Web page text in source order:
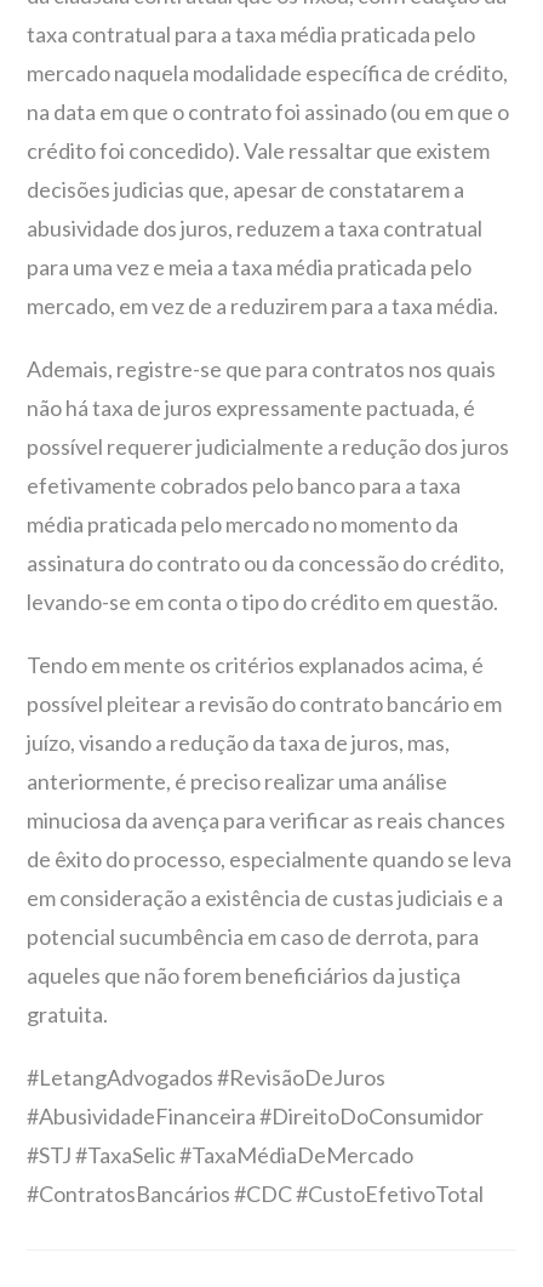
taxa contratual para a taxa média praticada pelo
mercado naquela modalidade específica de crédito,
na data em que o contrato foi assinado (ou em que o
crédito foi concedido). Vale ressaltar que existem
decisões judicias que, apesar de constatarem a
abusividade dos juros, reduzem a taxa contratual
para uma vez e meia a taxa média praticada pelo
mercado, em vez de a reduzirem para a taxa média.
Ademais, registre-se que para contratos nos quais
não há taxa de juros expressamente pactuada, é
possível requerer judicialmente a redução dos juros
efetivamente cobrados pelo banco para a taxa
média praticada pelo mercado no momento da
assinatura do contrato ou da concessão do crédito,
levando-se em conta o tipo do crédito em questão.
Tendo em mente os critérios explanados acima, é
possível pleitear a revisão do contrato bancário em
juízo, visando a redução da taxa de juros, mas,
anteriormente, é preciso realizar uma análise
minuciosa da avença para verificar as reais chances
de êxito do processo, especialmente quando se leva
em consideração a existência de custas judiciais e a
potencial sucumbência em caso de derrota, para
aqueles que não forem beneficiários da justiça
gratuita.
#LetangAdvogados #RevisãoDeJuros
#AbusividadeFinanceira #DireitoDoConsumidor
#STJ #TaxaSelic #TaxaMédiaDeMercado
#ContratosBancários #CDC #CustoEfetivoTotal